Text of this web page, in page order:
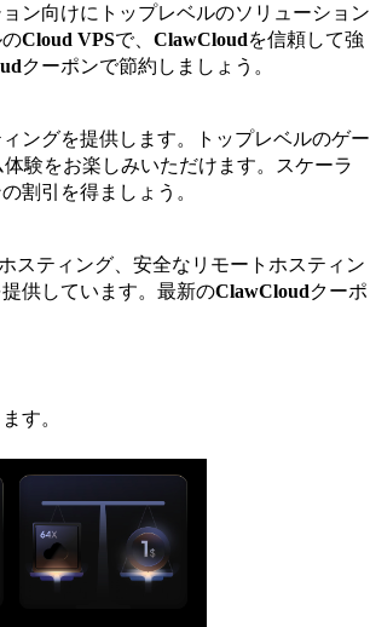
ン向けにトップレベルのソリューション
Cloud VPSで、 ClawCloudを信頼して強
クーポンで節約しましょう。
ングを提供します。トップレベルのゲー
験をお楽しみいただけます。スケーラ
割引を得ましょう。
スティング、安全なリモートホスティン
供しています。最新のClawCloudクーポ
す。